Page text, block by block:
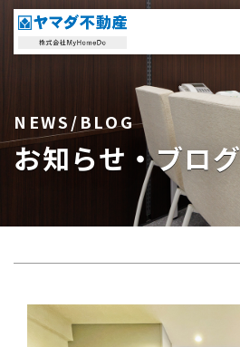
NEWS/BLOG
お知らせ・ブログ